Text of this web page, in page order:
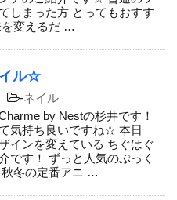
しまった方 とってもおすす
変えるだ …
ル☆
-ネイル
by Nestの杉井です！
気持ち良いですね☆ 本日
インを変えている ちぐはぐ
です！ ずっと人気のぷっく
秋冬の定番アニ …